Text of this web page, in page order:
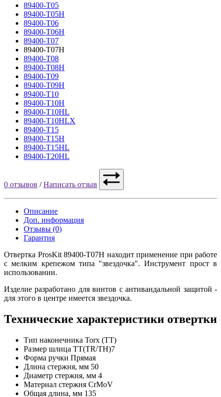
89400-T05
89400-T05H
89400-T06
89400-T06H
89400-T07
89400-T07H
89400-T08
89400-T08H
89400-T09
89400-T09H
89400-T10
89400-T10H
89400-T10HL
89400-T10HLX
89400-T15
89400-T15H
89400-T15HL
89400-T20HL
0 отзывов /Написать отзыв
Описание
Доп. информация
Отзывы (0)
Гарантия
Отвертка ProsKit 89400-T07H находит применение при работе
с мелким крепежом типа "звездочка". Инструмент прост в
использовании.
Изделие разработано для винтов с антивандальной защитой -
для этого в центре имеется звездочка.
Технические характеристики отвертки
Тип наконечника Torx (TT)
Размер шлица ТТ(TR/TH)7
Форма ручки Прямая
Длина стержня, мм 50
Диаметр стержня, мм 4
Материал стержня CrMoV
Общая длина, мм 135